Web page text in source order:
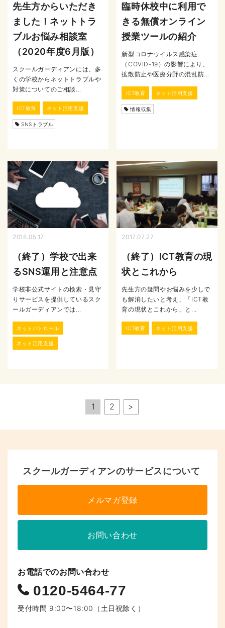
先生方からいただき
ました！ネットトラ
ブルお悩み相談室
（2020年度6月版）
スクールガーディアンには、多
くの学校からネットトラブルや
対策についてのご相談...
ICT教育 ネット活用支援
SNSトラブル
臨時休校中に利用で
きる無償オンライン
授業ツールの紹介
新型コロナウイルス感染症
（COVID-19）の影響により、
拡散防止や医療分野の混乱防...
ICT教育 ネット活用支援
情報収集
2018.05.17
（終了）学校で出来
るSNS運用と注意点
学校非公式サイトの検索・見守
りサービスを提供しているスク
ールガーディアンでは...
ネットパトロール
ネット活用支援
2017.07.27
（終了）ICT教育の現
状とこれから
先生方の疑問やお悩みを少しで
も解消したいと考え、「ICT教
育の現状とこれから」と...
ICT教育 ネット活用支援
1 2 >
スクールガーディアンのサービスについて
メルマガ登録
お問い合わせ
お電話でのお問い合わせ
0120-5464-77
受付時間 9:00〜18:00（土日祝除く）